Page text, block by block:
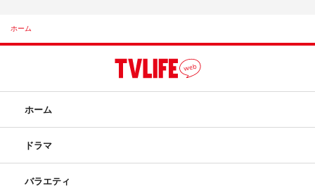
ホーム
ホーム
ドラマ
バラエティ